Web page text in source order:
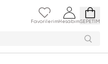
Favorilerim HesabımSEPETİM